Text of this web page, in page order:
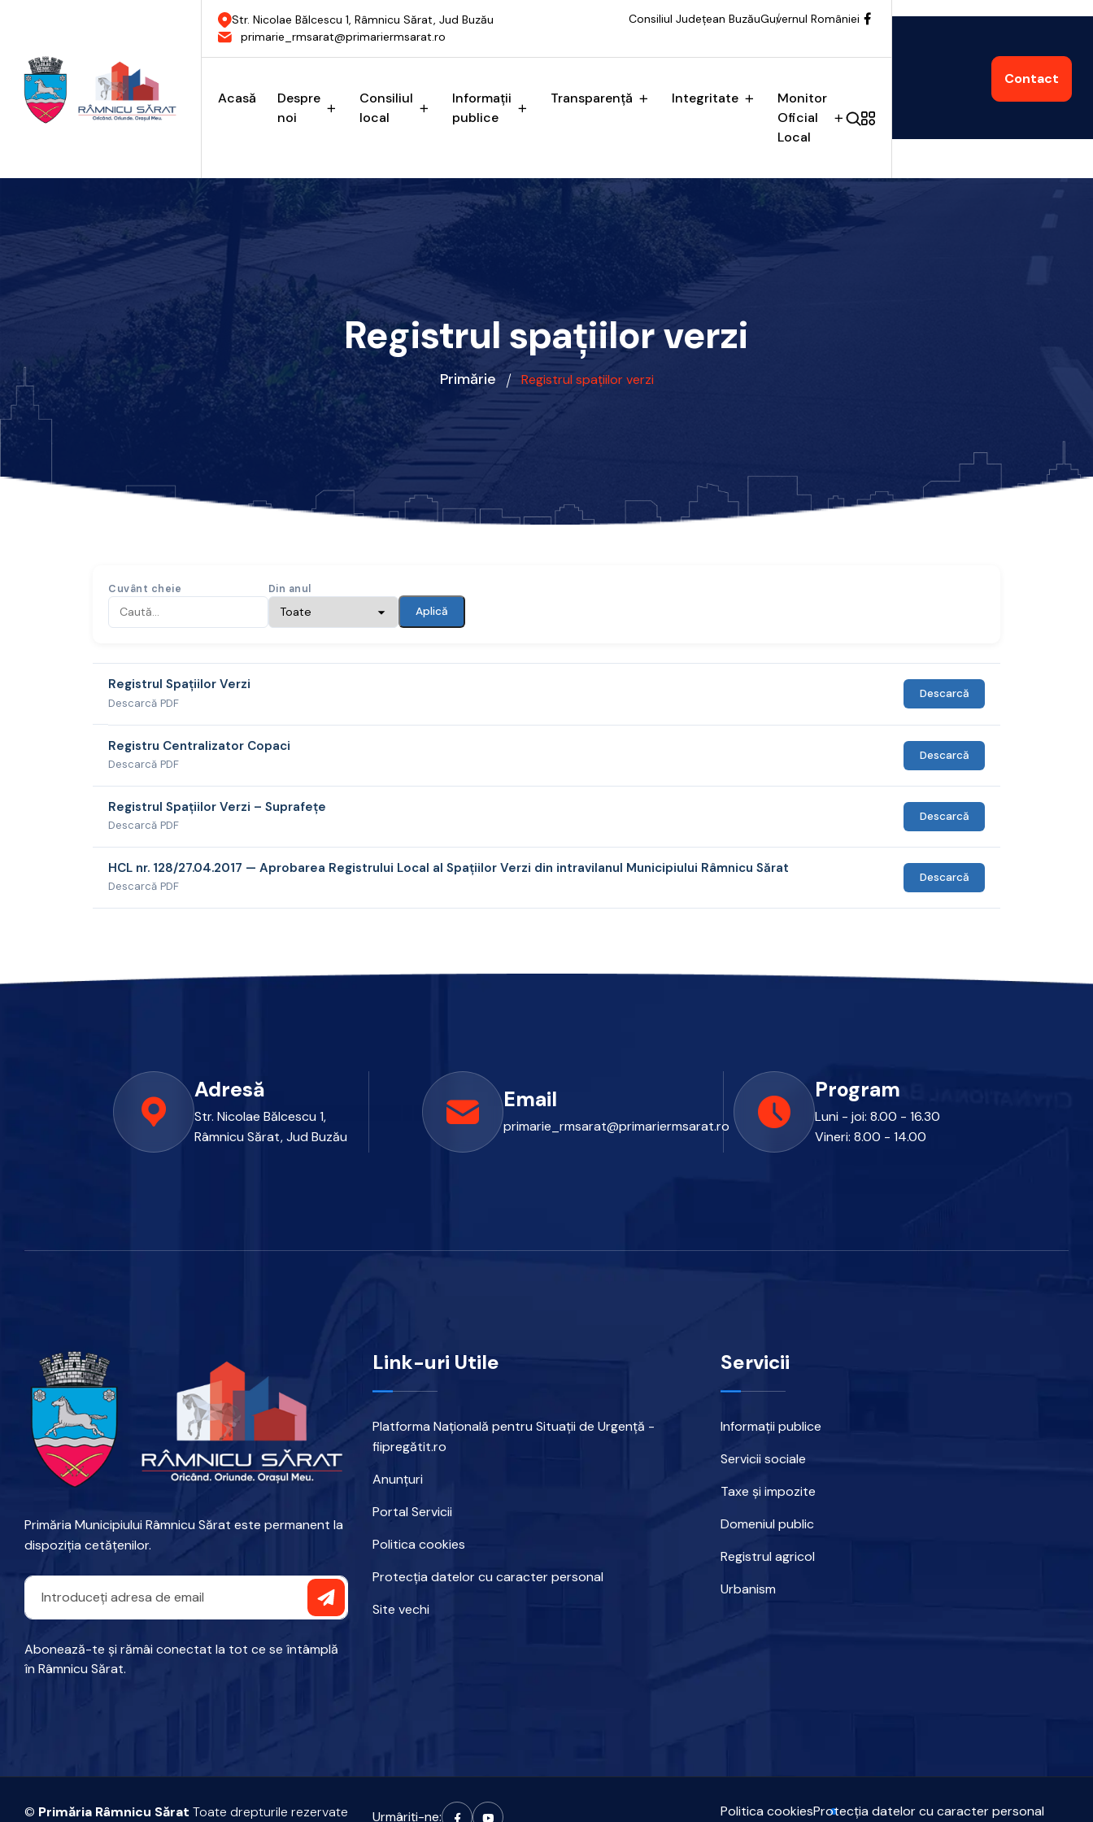
Str. Nicolae Bălcescu 1, Râmnicu Sărat, Jud Buzău
primarie_rmsarat@primariermsarat.ro
Consiliul Județean BuzăuGuvernul României
Acasă
Despre
noi
Consiliul
local
Informații
publice
Transparență Integritate
Monitor
Oficial
Local
Contact
Registrul spațiilor verzi
Primărie Registrul spațiilor verzi
Cuvânt cheie Din anul
Aplică
Registrul Spațiilor Verzi
Descarcă PDF
Descarcă
Registru Centralizator Copaci
Descarcă PDF
Descarcă
Registrul Spațiilor Verzi – Suprafețe
Descarcă PDF
Descarcă
HCL nr. 128/27.04.2017 — Aprobarea Registrului Local al Spațiilor Verzi din intravilanul Municipiului Râmnicu Sărat
Descarcă PDF
Descarcă
Adresă
Str. Nicolae Bălcescu 1,
Râmnicu Sărat, Jud Buzău
Email
primarie_rmsarat@primariermsarat.ro
Program
Luni - joi: 8.00 - 16.30
Vineri: 8.00 - 14.00
Primăria Municipiului Râmnicu Sărat este permanent la
dispoziția cetățenilor.
Abonează-te și rămâi conectat la tot ce se întâmplă
în Râmnicu Sărat.
Link-uri Utile
Platforma Națională pentru Situații de Urgență -
fiipregătit.ro
Anunțuri
Portal Servicii
Politica cookies
Protecția datelor cu caracter personal
Site vechi
Servicii
Informații publice
Servicii sociale
Taxe și impozite
Domeniul public
Registrul agricol
Urbanism
© Primăria Râmnicu Sărat Toate drepturile rezervate Urmâriți-ne: Politica cookiesProtecția datelor cu caracter personal